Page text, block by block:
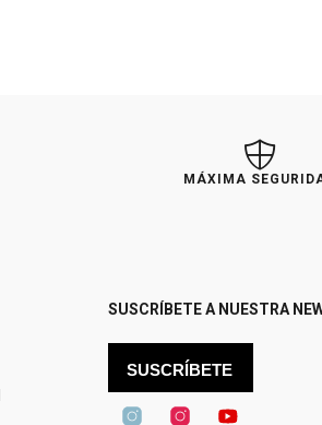
MÁXIMA
SUSCRÍBETE A NUESTRA
SUSCRÍBETE